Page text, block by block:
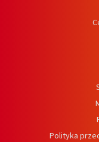
Polityka